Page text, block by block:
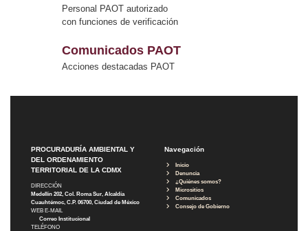
Personal PAOT autorizado
con funciones de verificación
Comunicados PAOT
Acciones destacadas PAOT
PROCURADURÍA AMBIENTAL Y
DEL ORDENAMIENTO
TERRITORIAL DE LA CDMX
DIRECCIÓN
Medellín 202, Col. Roma Sur, Alcaldía
Cuauhtémoc, C.P. 06700, Ciudad de México
WEB E-MAIL
Correo Institucional
TELÉFONO
Navegación
Inicio
Denuncia
¿Quiénes somos?
Micrositios
Comunicados
Consejo de Gobierno